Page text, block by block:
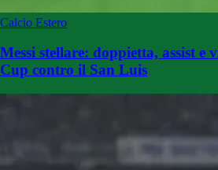
Calcio Estero
Messi stellare: doppietta, assist e
Cup contro il San Luis